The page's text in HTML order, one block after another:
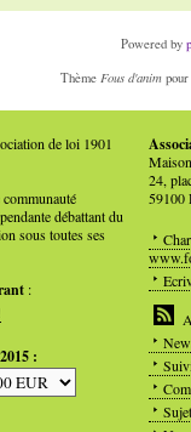
Powered by
ThèmeFous d'anim
de loi 1901
débattant du
sous toutes ses
:
:
24,
59100